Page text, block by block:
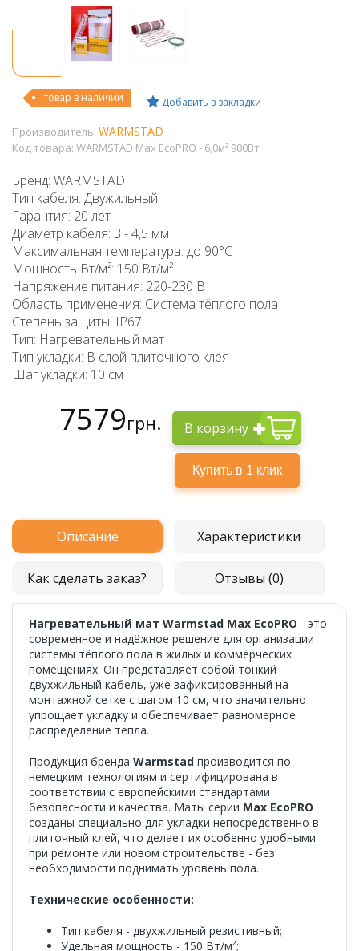
товар в наличии Добавить в закладки
Производитель: WARMSTAD
Код товара: WARMSTAD Max EcoPRO - 6,0м² 900Вт
Бренд: WARMSTAD
Тип кабеля: Двужильный
Гарантия: 20 лет
Диаметр кабеля: 3 - 4,5 мм
Максимальная температура: до 90°C
Мощность Вт/м²: 150 Вт/м²
Напряжение питания: 220-230 В
Область применения: Система тёплого пола
Степень защиты: IP67
Тип: Нагревательный мат
Тип укладки: В слой плиточного клея
Шаг укладки: 10 см
7579грн. В корзину
Описание Характеристики
Как сделать заказ? Отзывы (0)
Нагревательный мат Warmstad Max EcoPRO - это
современное и надёжное решение для организации
системы тёплого пола в жилых и коммерческих
помещениях. Он представляет собой тонкий
двухжильный кабель, уже зафиксированный на
монтажной сетке с шагом 10 см, что значительно
упрощает укладку и обеспечивает равномерное
распределение тепла.
Продукция бренда Warmstad производится по
немецким технологиям и сертифицирована в
соответствии с европейскими стандартами
безопасности и качества. Маты серии Max EcoPRO
созданы специально для укладки непосредственно в
плиточный клей, что делает их особенно удобными
при ремонте или новом строительстве - без
необходимости поднимать уровень пола.
Технические особенности:
Тип кабеля - двухжильный резистивный;
Удельная мощность - 150 Вт/м²;